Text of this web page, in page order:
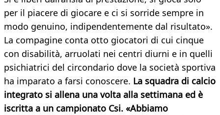
per il piacere di giocare e ci si sorride sempre in
modo genuino, indipendentemente dal risultato».
La compagine conta otto giocatori di cui cinque
con disabilità, arruolati nei centri diurni e in quelli
psichiatrici del circondario dove la società sportiva
ha imparato a farsi conoscere. La squadra di calcio
integrato si allena una volta alla settimana ed è
iscritta a un campionato Csi. «Abbiamo